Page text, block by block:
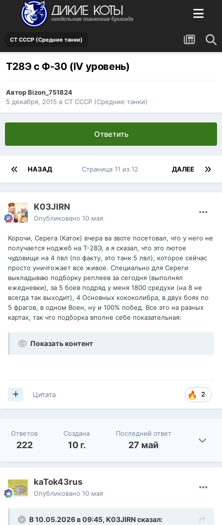
СТ СССР (Средние танки)
Т28Э с Ф-30 (IV уровень)
АвторBizon_751824
5 декабря, 2015 в СТ СССР (Средние танки)
Ответить
НАЗАД ДАЛЕЕ
Страница 11 из 12
K03JIRN
Опубликовано 10 мая
Корочи, Серега (Каток) вчера ва звоте посетовал, что у него не
получается ноджеб на Т-28Э, а я сказал, что это лютое
чудовище на 4 лвл (по факту, это танк 5 лвл), которое сейчас
просто уничтожает все живое. Специально для Сереги
выкладываю подборку реплеев за сегодня (выполнял
ежедневки), за 5 боев подряд у меня 1800 средухи (на 8 не
всегда так выходит), 4 Основных кококолибра, в двух боях по
5 фрагов, в одном Воен, ну и 100% побед. Все это на разных
картах, так что подборка вполне себе показательная:
Показать контент
2
Цитата
Ответов
222
Создана
10 г.
Последний ответ
27 май
kaTok43rus
Опубликовано 10 мая
В 10.05.2026 в 09:45, K03JIRNсказал: